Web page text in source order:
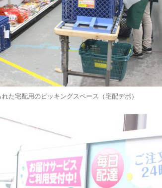
た宅配用のピッキングスペース（宅配デポ）